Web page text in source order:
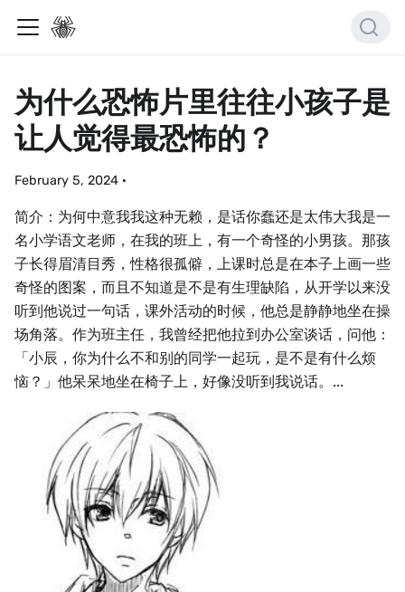
为什么恐怖片里往往小孩子是
让人觉得最恐怖的？
February 5, 2024 ·
简介：为何中意我我这种无赖，是话你蠢还是太伟大我是一
名小学语文老师，在我的班上，有一个奇怪的小男孩。那孩
子长得眉清目秀，性格很孤僻，上课时总是在本子上画一些
奇怪的图案，而且不知道是不是有生理缺陷，从开学以来没
听到他说过一句话，课外活动的时候，他总是静静地坐在操
场角落。作为班主任，我曾经把他拉到办公室谈话，问他：
「小辰，你为什么不和别的同学一起玩，是不是有什么烦
恼？」他呆呆地坐在椅子上，好像没听到我说话。...